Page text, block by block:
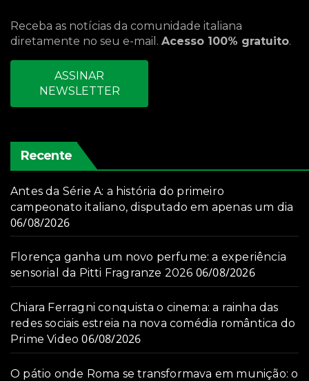
Receba as notícias da comunidade italiana
diretamente no seu e-mail. Acesso 100% gratuito.
ASSINAR
NEWSLETTER
Recente
Antes da Série A: a história do primeiro
campeonato italiano, disputado em apenas um dia
06/08/2026
Florença ganha um novo perfume: a experiência
sensorial da Pitti Fragranze 2026 06/08/2026
Chiara Ferragni conquista o cinema: a rainha das
redes sociais estreia na nova comédia romântica do
Prime Video 06/08/2026
O pátio onde Roma se transformava em munição: o